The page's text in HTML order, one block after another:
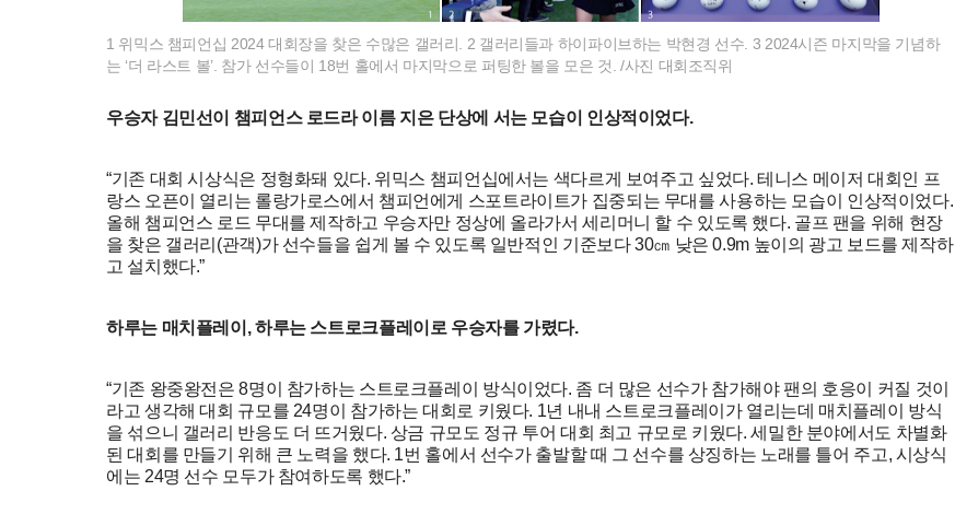
1 위믹스 챔피언십 2024 대회장을 찾은 수많은 갤러리. 2 갤러리들과 하이파이브하는 박현경 선수. 3 2024시즌 마지막을 기념하
는 ‘더 라스트 볼’. 참가 선수들이 18번 홀에서 마지막으로 퍼팅한 볼을 모은 것. /사진 대회조직위
우승자 김민선이 챔피언스 로드라 이름 지은 단상에 서는 모습이 인상적이었다.
“기존 대회 시상식은 정형화돼 있다. 위믹스 챔피언십에서는 색다르게 보여주고 싶었다. 테니스 메이저 대회인 프
랑스 오픈이 열리는 롤랑가로스에서 챔피언에게 스포트라이트가 집중되는 무대를 사용하는 모습이 인상적이었다.
올해 챔피언스 로드 무대를 제작하고 우승자만 정상에 올라가서 세리머니 할 수 있도록 했다. 골프 팬을 위해 현장
을 찾은 갤러리(관객)가 선수들을 쉽게 볼 수 있도록 일반적인 기준보다 30㎝ 낮은 0.9m 높이의 광고 보드를 제작하
고 설치했다.”
하루는 매치플레이, 하루는 스트로크플레이로 우승자를 가렸다.
“기존 왕중왕전은 8명이 참가하는 스트로크플레이 방식이었다. 좀 더 많은 선수가 참가해야 팬의 호응이 커질 것이
라고 생각해 대회 규모를 24명이 참가하는 대회로 키웠다. 1년 내내 스트로크플레이가 열리는데 매치플레이 방식
을 섞으니 갤러리 반응도 더 뜨거웠다. 상금 규모도 정규 투어 대회 최고 규모로 키웠다. 세밀한 분야에서도 차별화
된 대회를 만들기 위해 큰 노력을 했다. 1번 홀에서 선수가 출발할 때 그 선수를 상징하는 노래를 틀어 주고, 시상식
에는 24명 선수 모두가 참여하도록 했다.”